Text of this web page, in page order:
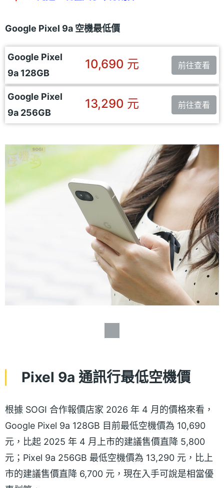
Google Pixel 9a 空機最低價
Google Pixel
9a 128GB
10,690 元 前往查看
Google Pixel
9a 256GB
13,290 元 前往查看
Pixel 9a 通訊行最低空機價
根據 SOGI 合作報價店家 2026 年 4 月的價格來看，
Google Pixel 9a 128GB 目前最低空機價為 10,690
元，比起 2025 年 4 月上市的建議售價直降 5,800
元；Pixel 9a 256GB 最低空機價為 13,290 元，比上
市的建議售價直降 6,700 元，現在入手可說是相當優